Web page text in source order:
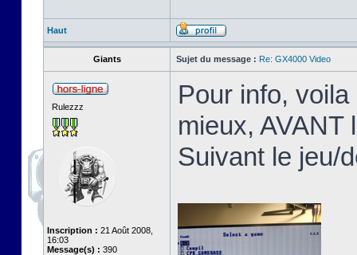
Haut
Giants Sujet du message : Re: GX4000 Video
Rulezzz
Inscription : 21 Août 2008,
16:03
Message(s) : 390
Pour info,
mieux, AVANT
Suivant le jeu/